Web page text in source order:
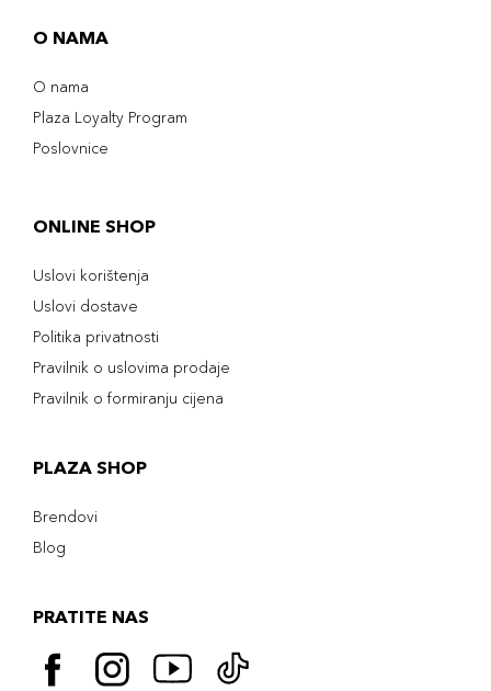
O NAMA
O nama
Plaza Loyalty Program
Poslovnice
ONLINE SHOP
Uslovi korištenja
Uslovi dostave
Politika privatnosti
Pravilnik o uslovima prodaje
Pravilnik o formiranju cijena
PLAZA SHOP
Brendovi
Blog
PRATITE NAS